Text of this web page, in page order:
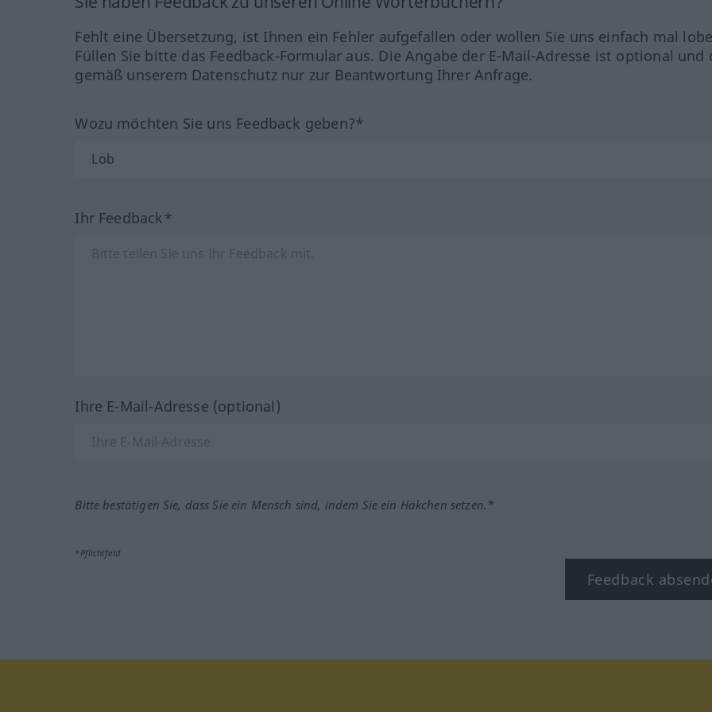
Fehlt eine Übersetzung, ist Ihnen ein Fehler aufgefallen oder wollen Sie uns einfach mal
Füllen Sie bitte das Feedback-Formular aus. Die Angabe der E-Mail-Adresse ist optional und
gemäß unserem Datenschutz nur zur Beantwortung Ihrer Anfrage.
Wozu möchten Sie uns Feedback geben?*
Ihr Feedback*
Ihre E-Mail-Adresse (optional)
Bitte bestätigen Sie, dass Sie ein Mensch sind, indem Sie ein Häkchen setzen.*
*Pflichtfeld
Feedback